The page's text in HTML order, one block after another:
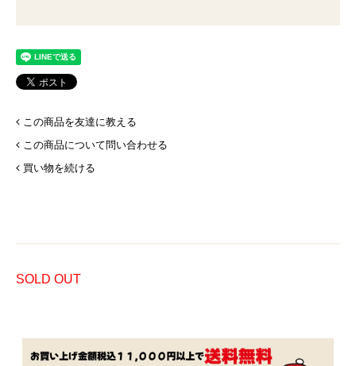
この商品を友達に教える
この商品について問い合わせる
買い物を続ける
SOLD OUT